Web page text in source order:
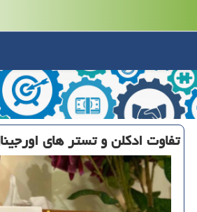
تفاوت ادكلن و تستر های